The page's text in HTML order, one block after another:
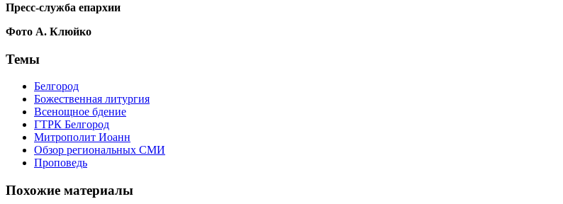
Пресс-служба епархии
Фото А. Клюйко
Темы
Белгород
Божественная литургия
Всенощное бдение
ГТРК Белгород
Митрополит Иоанн
Обзор региональных СМИ
Проповедь
Похожие материалы